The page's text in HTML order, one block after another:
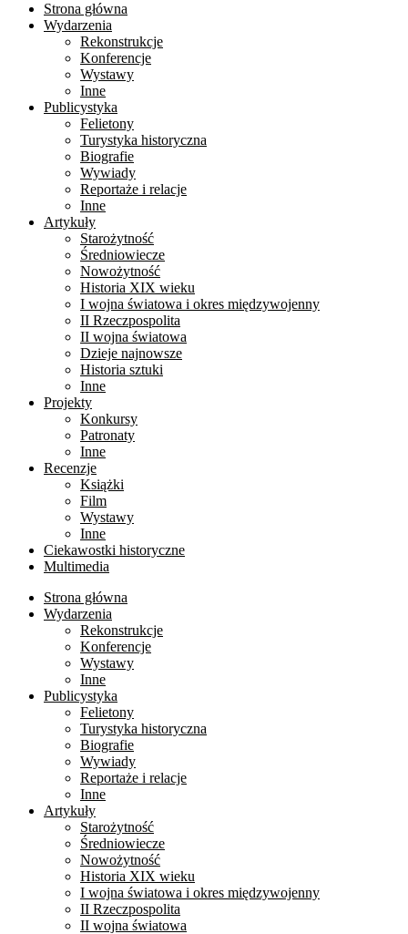
Strona główna
Wydarzenia
Rekonstrukcje
Konferencje
Wystawy
Inne
Publicystyka
Felietony
Turystyka historyczna
Biografie
Wywiady
Reportaże i relacje
Inne
Artykuły
Starożytność
Średniowiecze
Nowożytność
Historia XIX wieku
I wojna światowa i okres międzywojenny
II Rzeczpospolita
II wojna światowa
Dzieje najnowsze
Historia sztuki
Inne
Projekty
Konkursy
Patronaty
Inne
Recenzje
Książki
Film
Wystawy
Inne
Ciekawostki historyczne
Multimedia
Strona główna
Wydarzenia
Rekonstrukcje
Konferencje
Wystawy
Inne
Publicystyka
Felietony
Turystyka historyczna
Biografie
Wywiady
Reportaże i relacje
Inne
Artykuły
Starożytność
Średniowiecze
Nowożytność
Historia XIX wieku
I wojna światowa i okres międzywojenny
II Rzeczpospolita
II wojna światowa